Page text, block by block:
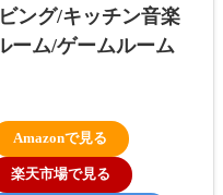
ング/キッチン音楽
ーム/ゲームルーム
Amazonで見る
楽天市場で見る